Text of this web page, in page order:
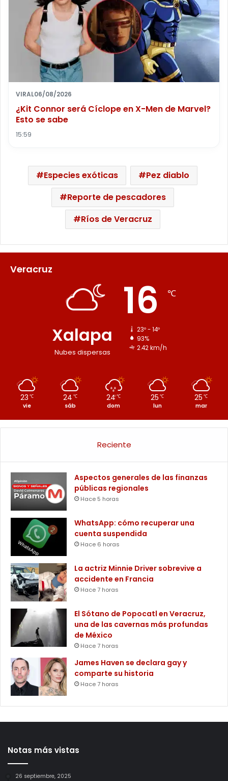
VIRAL06/08/2026
¿Kit Connor será Cíclope en X-Men de Marvel?
Esto se sabe
15:59
Especies exóticas
Pez diablo
Reporte de pescadores
Ríos de Veracruz
Veracruz
Xalapa
Nubes dispersas
16 ℃
23º - 14º
93%
2.42 km/h
23 ℃
vie
24 ℃
sáb
24℃
dom
25 ℃
lun
25 ℃
mar
Reciente
Aspectos generales de las finanzas
públicas regionales
Hace 5 horas
WhatsApp: cómo recuperar una
cuenta suspendida
Hace 6 horas
La actriz Minnie Driver sobrevive a
accidente en Francia
Hace 7 horas
El Sótano de Popocatl en Veracruz,
una de las cavernas más profundas
de México
Hace 7 horas
James Haven se declara gay y
comparte su historia
Hace 7 horas
Notas más vistas
26 septiembre, 2025